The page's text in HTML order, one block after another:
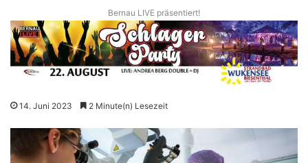
Bernau LIVE präsentiert!
14. Juni 2023 2 Minute(n) Lesezeit